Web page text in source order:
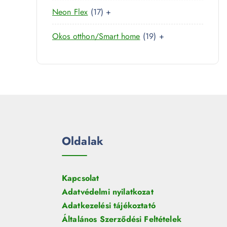
r
e
r
Neon Flex 171
7
t
r
+
Okos otthon/Smart home 191
t
+
Oldalak
Kapcsolat
Adatvédelmi nyilatkozat
Adatkezelési tájékoztató
Általános Szerződési Feltételek